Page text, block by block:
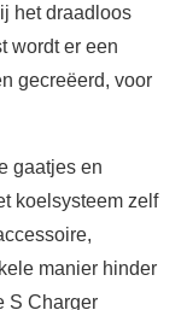
het draadloos
wordt er een
gecreëerd, voor
gaatjes en
koelsysteem zelf
manier hinder
S Charger